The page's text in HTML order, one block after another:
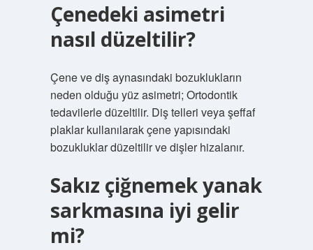
Çenedeki asimetri
nasıl düzeltilir?
Çene ve diş aynasındaki bozuklukların
neden olduğu yüz asimetri; Ortodontik
tedavilerle düzeltilir. Diş telleri veya şeffaf
plaklar kullanılarak çene yapısındaki
bozukluklar düzeltilir ve dişler hizalanır.
Sakız çiğnemek yanak
sarkmasına iyi gelir
mi?